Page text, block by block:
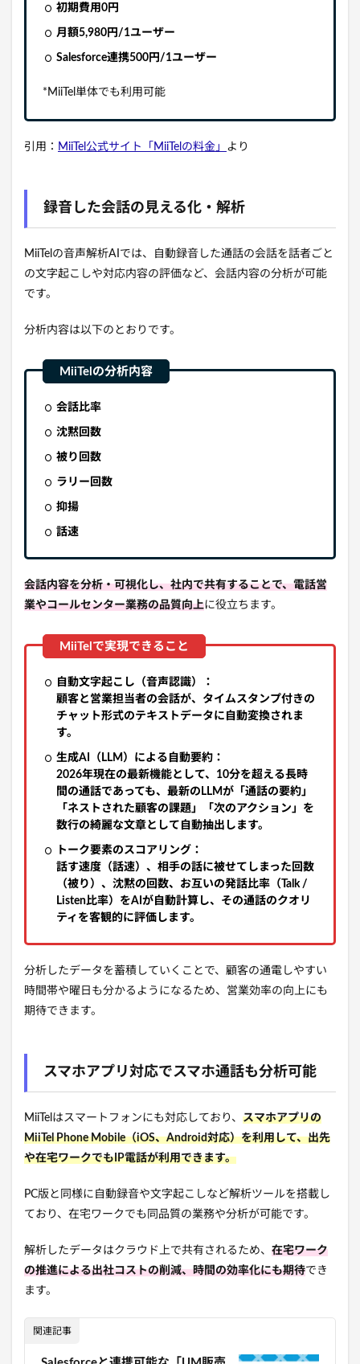
初期費用0円
月額5,980円/1ユーザー
Salesforce連携500円/1ユーザー
*MiiTel単体でも利用可能
引用： MiiTel公式サイト「MiiTelの料金」 より
録音した会話の見える化・解析
MiiTelの音声解析AIでは、自動録音した通話の会話を話者ごと
の文字起こしや対応内容の評価など、会話内容の分析が可能
です。
分析内容は以下のとおりです。
会話比率
沈黙回数
被り回数
ラリー回数
抑揚
話速
会話内容を分析・可視化し、社内で共有することで、電話営
業やコールセンター業務の品質向上に役立ちます。
自動文字起こし（音声認識）：
顧客と営業担当者の会話が、タイムスタンプ付きの
チャット形式のテキストデータに自動変換されま
す。
生成AI（LLM）による自動要約：
2026年現在の最新機能として、10分を超える長時
間の通話であっても、最新のLLMが「通話の要約」
「ネストされた顧客の課題」「次のアクション」を
数行の綺麗な文章として自動抽出します。
トーク要素のスコアリング：
話す速度（話速）、相手の話に被せてしまった回数
（被り）、沈黙の回数、お互いの発話比率（Talk /
Listen比率）をAIが自動計算し、その通話のクオリ
ティを客観的に評価します。
分析したデータを蓄積していくことで、顧客の通電しやすい
時間帯や曜日も分かるようになるため、営業効率の向上にも
期待できます。
スマホアプリ対応でスマホ通話も分析可能
MiiTelはスマートフォンにも対応しており、 スマホアプリの
MiiTel Phone Mobile（iOS、Android対応）を利用して、出先
や在宅ワークでもIP電話が利用できます。
PC版と同様に自動録音や文字起こしなど解析ツールを搭載し
ており、在宅ワークでも同品質の業務や分析が可能です。
解析したデータはクラウド上で共有されるため、 在宅ワーク
の推進による出社コストの削減、時間の効率化にも期待でき
ます。
関連記事